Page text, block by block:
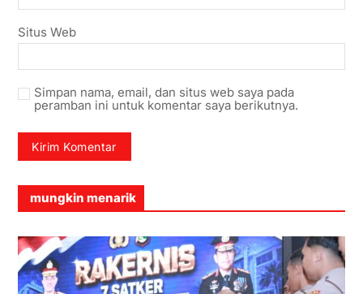
Situs Web
Simpan nama, email, dan situs web saya pada
peramban ini untuk komentar saya berikutnya.
mungkin menarik